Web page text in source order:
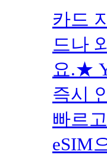
카드
드나
요.★
즉시
빠르
eSIM